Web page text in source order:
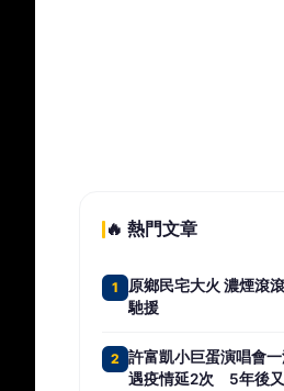
🔥 熱門文章
1
原鄉民宅大火 濃煙滾
馳援
2 許富凱小巨蛋演唱會
遇疫情延2次 5年後